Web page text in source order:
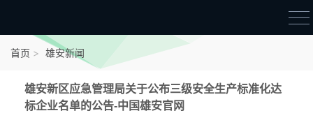
点我申领雄才卡
首页 雄安新闻
雄安新区应急管理局关于公布三级安全生产标准化达
标企业名单的公告-中国雄安官网